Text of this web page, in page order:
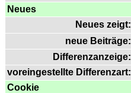
Neues
Neues zeigt:
neue Beiträge:
Differenzanzeige:
voreingestellte Differenzart:
Cookie